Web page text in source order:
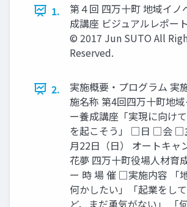
1.
第４回 四万十町 地域イノ
成講座 ビジュアルレポー
© 2017 Jun SUTO All
Reserved.
2.
実施概要・プログラム 実
施名称 第4回四万十町地
ー養成講座「実現に向け
を起こそう」 □日 □会 □
月22日（日） オートキャ
花夢 四万十町役場人材育
ー 時 場 催 □実施内容 「
何かしたい」「起業をし
ど、まだ勇気がない」 「